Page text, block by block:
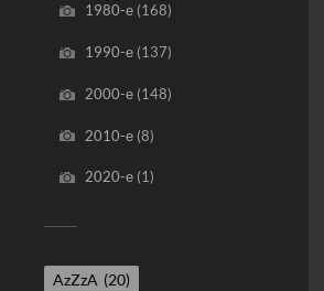
1980-е(168)
1990-е(137)
2000-е(148)
2010-е(8)
2020-е(1)
AzZzA (20)